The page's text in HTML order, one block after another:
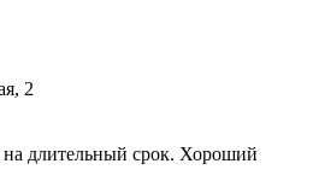
2
на длительный срок. Хороший